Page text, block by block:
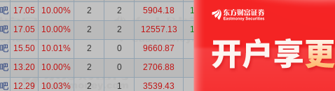
17.05 10.00% 2 2 5904.18 15330.04 -9425.86
17.05 10.00% 2 2 12557.13 15330.04
15.50 10.01% 2 0 9660.87 0.00 9660.87 90415.49
13.20 10.00% 2 0 2706.88 0.00 2706.88 43379.69
12.29 10.03% 2 1 3539.43